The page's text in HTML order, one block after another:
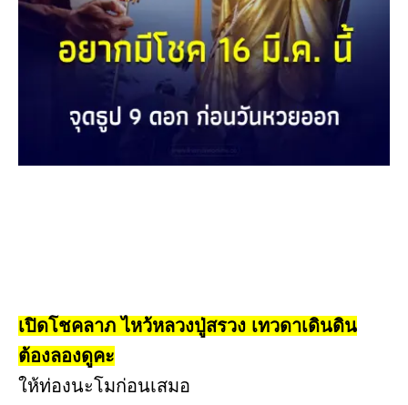
เปิดโชคลาภ ไหว้หลวงปู่สรวง เทวดาเดินดิน
ต้องลองดูคะ
ให้ท่องนะโมก่อนเสมอ